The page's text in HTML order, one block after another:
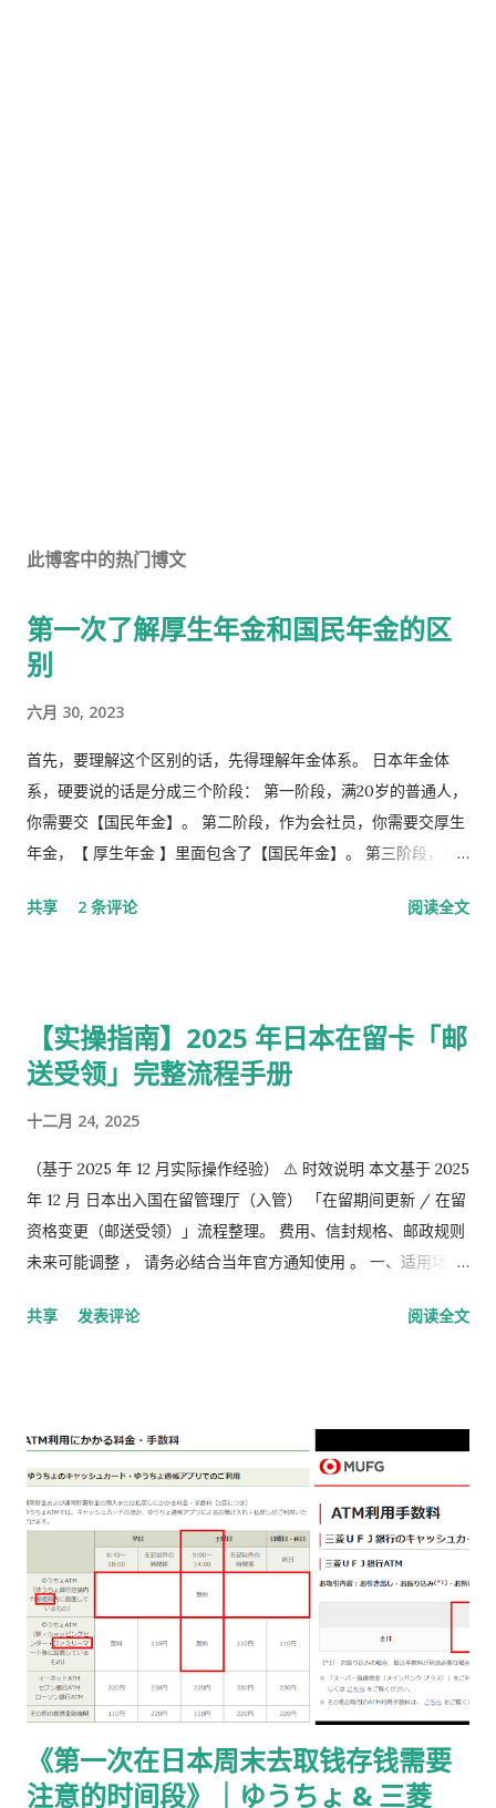
此博客中的热门博文
第一次了解厚生年金和国民年金的区
别
六月 30, 2023
首先，要理解这个区别的话，先得理解年金体系。 日本年金体
系，硬要说的话是分成三个阶段： 第一阶段，满20岁的普通人，
你需要交【国民年金】。 第二阶段，作为会社员，你需要交厚生
年金，【 厚生年金 】里面包含了【国民年金】。 第三阶段，究
槽的。 第1号被保险者：20岁以上60岁未满农业者，自营业者，
共享 2 条评论 阅读全文
【实操指南】2025 年日本在留卡「邮
送受领」完整流程手册
十二月 24, 2025
（基于 2025 年 12 月实际操作经验） ⚠️ 时效说明 本文基于 2025
年 12 月 日本出入国在留管理厅（入管） 「在留期间更新 / 在留
资格变更（邮送受领）」流程整理。 费用、信封规格、邮政规则
未来可能调整 ， 请务必结合当年官方通知使用 。 一、适用场景
完了，请邮寄材料 」的邮件 选择 邮送方式领取新在留卡 需要自
载 PDF（不是费用说明页） 👉
https://www.moj.go.jp/isa/content/930002833.pdf 打印后
填写： 右上角： 申请受理编号 右下角： 本人姓名 在指定的「収
入印紙贴付栏」内： 贴 5,500 日元的收入印纸 可以是 两张或多
张 不重叠、不消印 📌 5,500 日元适用于： 2025 年 4 月 1 日以
后提交的在留期间更新 / 资格变更申请 ② 准备回邮用【レター
パック】 可以使用： 青色：レターパックライト（430 日元）
或红色：レターパックプラス（更稳，但非强制） 回邮用 レター
パック： 提前写好“收件人地址” 可写：本人住址 或 公司地址 不
要封口 可 对折一次 （标准做法） 📌 官方邮件只写「レターパッ
ク」， 没有指定必须 Plus，也没有写必须本人签收 。 ③ 用【简
易书留】寄给入管 把以下 3 样东西一起放入一个 A4 用信封 ：
共享 发表评论 阅读全文
《第一次在日本周末去取钱存钱需要
注意的时间段》｜ゆうちょ & 三菱